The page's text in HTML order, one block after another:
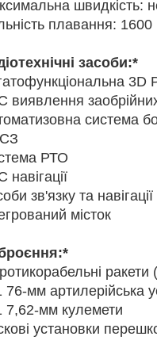
швидкість:
плавання: 1600
засоби:*
3D
виявлення
система
РТО
навігації
зв'язку та навігації
місток
76-мм артилерійська
7,62-мм кулемети
установки